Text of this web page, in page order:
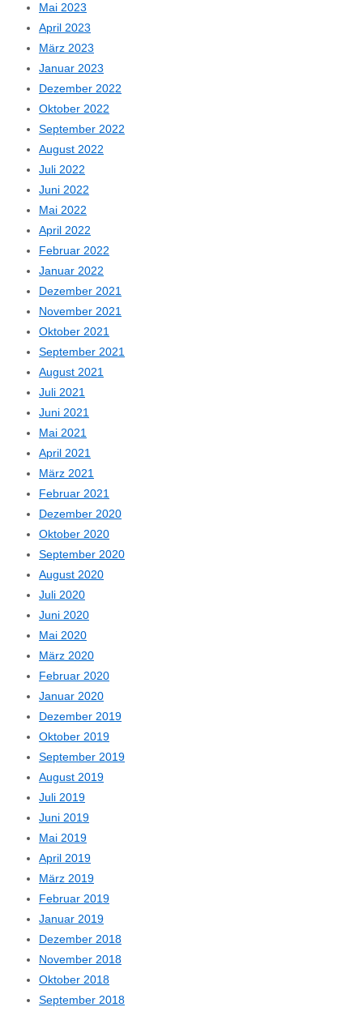
Mai 2023
April 2023
März 2023
Januar 2023
Dezember 2022
Oktober 2022
September 2022
August 2022
Juli 2022
Juni 2022
Mai 2022
April 2022
Februar 2022
Januar 2022
Dezember 2021
November 2021
Oktober 2021
September 2021
August 2021
Juli 2021
Juni 2021
Mai 2021
April 2021
März 2021
Februar 2021
Dezember 2020
Oktober 2020
September 2020
August 2020
Juli 2020
Juni 2020
Mai 2020
März 2020
Februar 2020
Januar 2020
Dezember 2019
Oktober 2019
September 2019
August 2019
Juli 2019
Juni 2019
Mai 2019
April 2019
März 2019
Februar 2019
Januar 2019
Dezember 2018
November 2018
Oktober 2018
September 2018